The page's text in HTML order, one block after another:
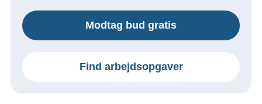
Montage Og Udskiftning
Reparation Og Vedligehold
Modtag bud gratis
Find arbejdsopgaver